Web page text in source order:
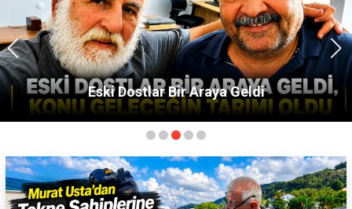
Bafra'nın Geleceği İçin Ortak Mesaj: TSO'dan
MHP'ye Hayırlı Olsun Ziyareti